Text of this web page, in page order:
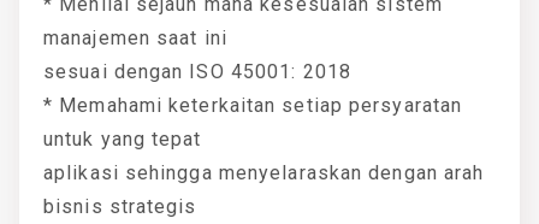
manajemen saat ini
sesuai dengan ISO 45001: 2018
* Memahami keterkaitan setiap persyaratan
untuk yang tepat
aplikasi sehingga menyelaraskan dengan arah
bisnis strategis